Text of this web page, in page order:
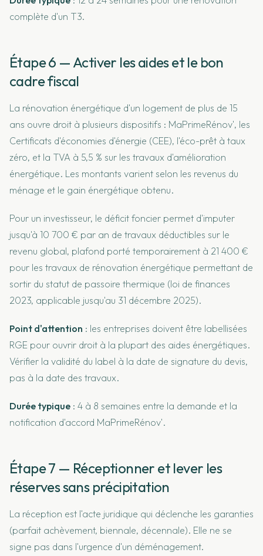
complète d'un T3.
Étape 6 — Activer les aides et le bon
cadre fiscal
La rénovation énergétique d'un logement de plus de 15
ans ouvre droit à plusieurs dispositifs : MaPrimeRénov', les
Certificats d'économies d'énergie (CEE), l'éco-prêt à taux
zéro, et la TVA à 5,5 % sur les travaux d'amélioration
énergétique. Les montants varient selon les revenus du
ménage et le gain énergétique obtenu.
Pour un investisseur, le déficit foncier permet d'imputer
jusqu'à 10 700 € par an de travaux déductibles sur le
revenu global, plafond porté temporairement à 21 400 €
pour les travaux de rénovation énergétique permettant de
sortir du statut de passoire thermique (loi de finances
2023, applicable jusqu'au 31 décembre 2025).
Point d'attention : les entreprises doivent être labellisées
RGE pour ouvrir droit à la plupart des aides énergétiques.
Vérifier la validité du label à la date de signature du devis,
pas à la date des travaux.
Durée typique : 4 à 8 semaines entre la demande et la
notification d'accord MaPrimeRénov'.
Étape 7 — Réceptionner et lever les
réserves sans précipitation
La réception est l'acte juridique qui déclenche les garanties
(parfait achèvement, biennale, décennale). Elle ne se
signe pas dans l'urgence d'un déménagement.